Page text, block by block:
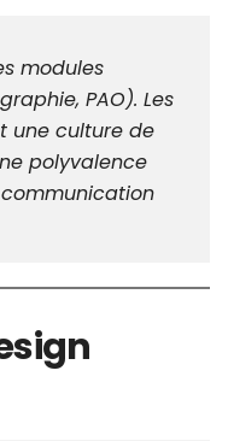
modules
PAO). Les
une culture de
polyvalence